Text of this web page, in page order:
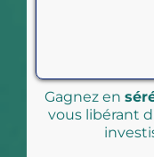
Gagnez en
vous libérant